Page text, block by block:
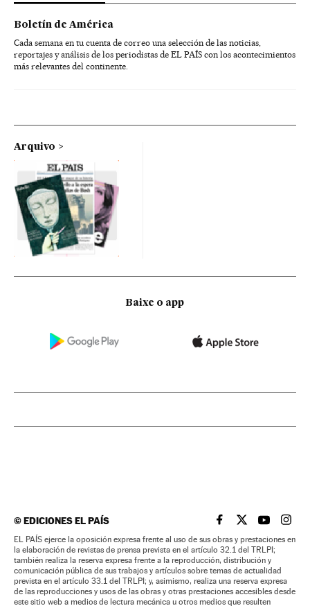
Boletín de América
Cada semana en tu cuenta de correo una selección de las noticias,
reportajes y análisis de los periodistas de EL PAÍS con los acontecimientos
más relevantes del continente.
Arquivo
Baixe o app
©EDICIONES EL PAÍS EL PAÍS BRASIL EN
EL PAÍSEL PAÍS
EL
EL PAÍS ejerce la oposición expresa frente al uso de sus obras y prestaciones en
la elaboración de revistas de prensa prevista en el artículo 32.1 del TRLPI;
también realiza la reserva expresa frente a la reproducción, distribución y
comunicación pública de sus trabajos y artículos sobre temas de actualidad
prevista en el artículo 33.1 del TRLPI; y, asimismo, realiza una reserva expresa
de las reproducciones y usos de las obras y otras prestaciones accesibles desde
este sitio web a medios de lectura mecánica u otros medios que resulten